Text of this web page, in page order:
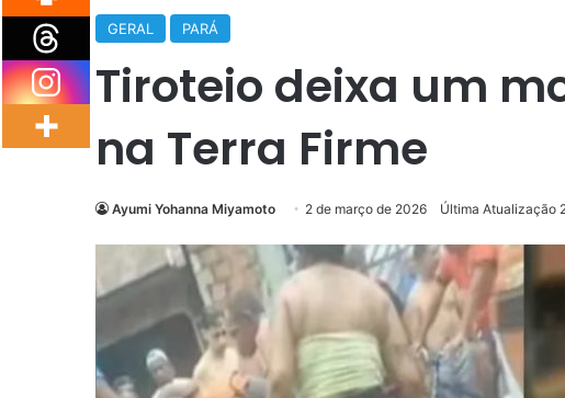
GERAL PARÁ
Tiroteio deixa um
na Terra Firme
Ayumi Yohanna Miyamoto 2 de março de 2026 Última Atualização